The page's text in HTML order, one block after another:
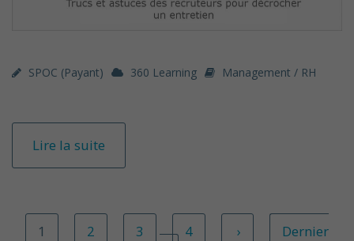
SPOC (payant) 360 Learning Management / RH
Lire la suite
1 2 3 4 ›
Dernier